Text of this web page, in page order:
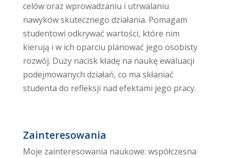
celów oraz wprowadzaniu i utrwalaniu
nawyków skutecznego działania. Pomagam
studentowi odkrywać wartości, które nim
kierują i w ich oparciu planować jego osobisty
rozwój. Duży nacisk kładę na naukę ewaluacji
podejmowanych działań, co ma skłaniać
studenta do refleksji nad efektami jego pracy.
Zainteresowania
Moje zainteresowania naukowe: współczesna